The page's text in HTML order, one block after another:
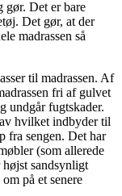
gør. Det er bare
Det gør, at der
madrassen så
til madrassen. Af
fri af gulvet
undgår fugtskader.
hvilket indbyder til
fra sengen. Det har
(som allerede
sandsynligt
på et senere